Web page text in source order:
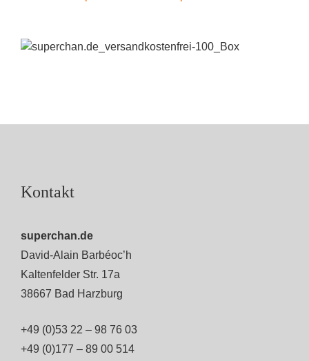
Kontakt
superchan.de
David-Alain Barbéoc’h
Kaltenfelder Str. 17a
38667 Bad Harzburg
+49 (0)53 22 – 98 76 03
+49 (0)177 – 89 00 514